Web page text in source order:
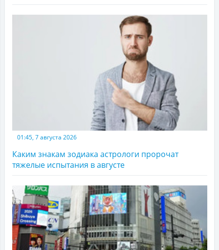
01:45, 7 августа 2026
Каким знакам зодиака астрологи пророчат
тяжелые испытания в августе